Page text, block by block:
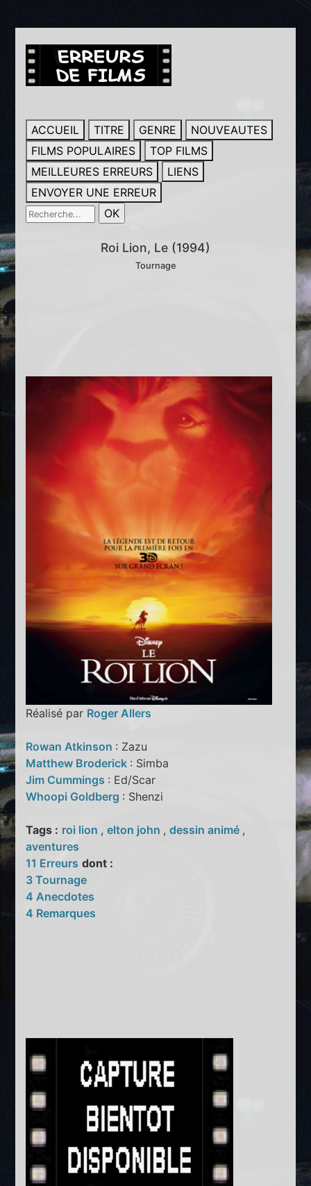
ACCUEIL TITRE GENRE
NOUVEAUTES
FILMS POPULAIRES
TOP FILMS
MEILLEURES ERREURS
LIENS
ENVOYER UNE ERREUR
Roi Lion, Le (1994)
Tournage
Réalisé par Roger Allers
Rowan Atkinson : Zazu
Matthew Broderick : Simba
Jim Cummings : Ed/Scar
Whoopi Goldberg : Shenzi
Tags : roi lion ,elton john ,dessin animé ,
aventures
11 Erreurs dont :
3 Tournage
4 Anecdotes
4 Remarques